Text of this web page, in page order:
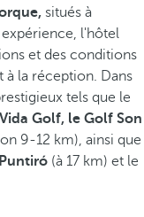
situés à
l'hôtel
et des conditions
la réception. Dans
tels que le
Golf, le Golf Son
9-12 km), ainsi que
(à 17 km) et le